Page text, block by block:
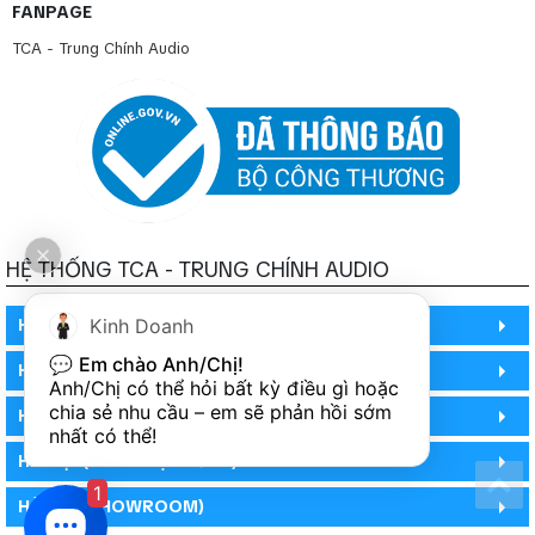
FANPAGE
TCA - Trung Chính Audio
HỆ THỐNG TCA - TRUNG CHÍNH AUDIO
HỒ CHÍ MINH
HỒ CHÍ MINH
HỒ CHÍ MINH (PHÒNG BẢO HÀNH)
HÀ NỘI (DEMO HỆ THỐNG)
HÀ NỘI (SHOWROOM)
Kinh Doanh
💬 Em chào Anh/Chị!
Anh/Chị có thể hỏi bất kỳ điều gì hoặc
chia sẻ nhu cầu – em sẽ phản hồi sớm
nhất có thể!
1